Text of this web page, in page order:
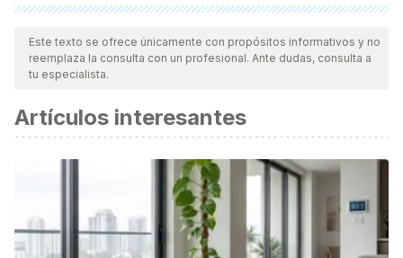
Todas las fuentes citadas fueron revisadas a profundidad por
nuestro equipo, para asegurar su calidad, confiabilidad,
vigencia y validez.La bibliografía de este artículo fue
científica.
Burke, R. (2017). The sandwich generation: individual,
family, organizational and societal challenges and
The Sandwich Generation
https://www.elgaronline.com/edcollchap/edcoll/
DeRigne, L., & Ferrante, S. (2012). The sandwich
Este texto se ofrece únicamente con propósitos informativos y no
reemplaza la consulta con un profesional. Ante dudas, consulta a
tu especialista.
Artículos interesantes